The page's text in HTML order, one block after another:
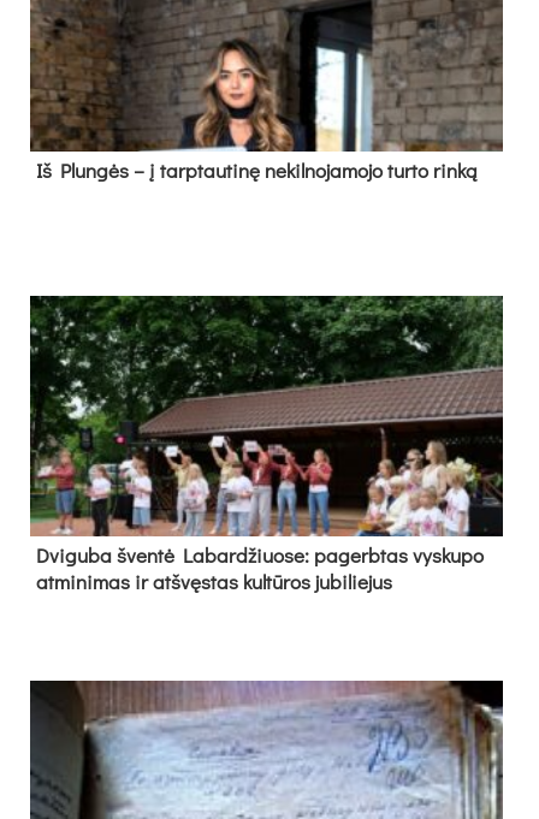
Iš Plungės – į tarptautinę nekilnojamojo turto rinką
Dvi­gu­ba šven­tė La­bar­džiuo­se: pa­gerb­tas vys­ku­po
at­mi­ni­mas ir at­švęs­tas kul­tū­ros ju­bi­lie­jus